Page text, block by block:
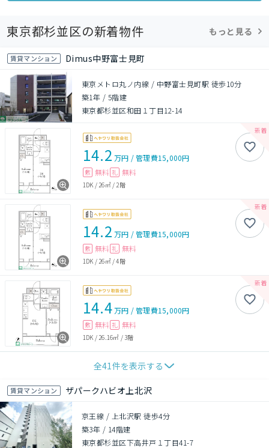
東京都杉並区の新着物件 もっと見る
賃貸マンション Dimus中野富士見町
東京メトロ丸ノ内線 / 中野富士見町駅 徒歩10分
築1年 / 5階建
東京都杉並区和田１丁目12-14
14.2 万円 /管理費15,000円
敷 無料 礼 無料
1DK /26㎡/2階
14.2 万円 /管理費15,000円
敷 無料 礼 無料
1DK /26㎡/4階
14.4万円 /管理費15,000円
敷 無料 礼 無料
1DK /26.16㎡ /3階
全41件を表示する
賃貸マンション ザパークハビオ上北沢
京王線 / 上北沢駅 徒歩4分
築3年 / 14階建
東京都杉並区下高井戸１丁目41-7